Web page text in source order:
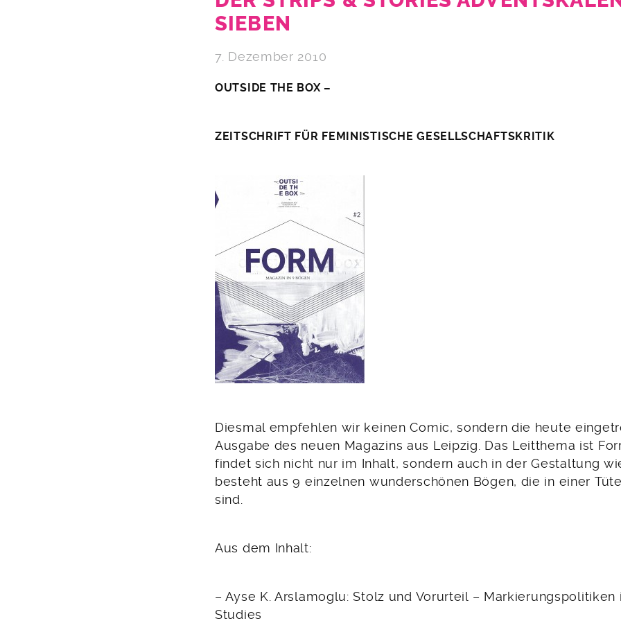
SIEBEN
7. Dezember 2010
OUTSIDE THE BOX –
ZEITSCHRIFT FÜR FEMINISTISCHE GESELLSCHAFTSKRITIK
Diesmal empfehlen wir keinen Comic, sondern die heute
Ausgabe des neuen Magazins aus Leipzig. Das Leitthema ist
findet sich nicht nur im Inhalt, sondern auch in der Gestaltung
besteht aus 9 einzelnen wunderschönen Bögen, die in einer
sind.
Aus dem Inhalt:
– Ayse K. Arslamoglu: Stolz und Vorurteil – Markierungspolitiken
Studies